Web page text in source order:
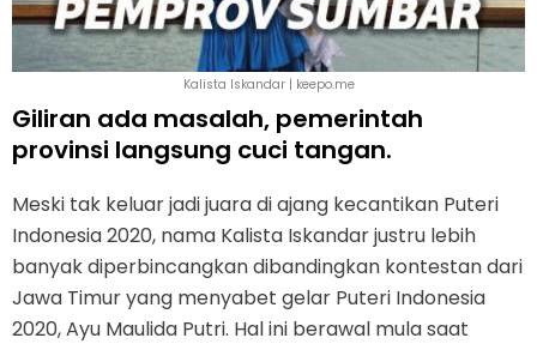
Kalista Iskandar | keepo.me
Giliran ada masalah, pemerintah
provinsi langsung cuci tangan.
Meski tak keluar jadi juara di ajang kecantikan Puteri
Indonesia 2020, nama Kalista Iskandar justru lebih
banyak diperbincangkan dibandingkan kontestan dari
Jawa Timur yang menyabet gelar Puteri Indonesia
2020, Ayu Maulida Putri. Hal ini berawal mula saat